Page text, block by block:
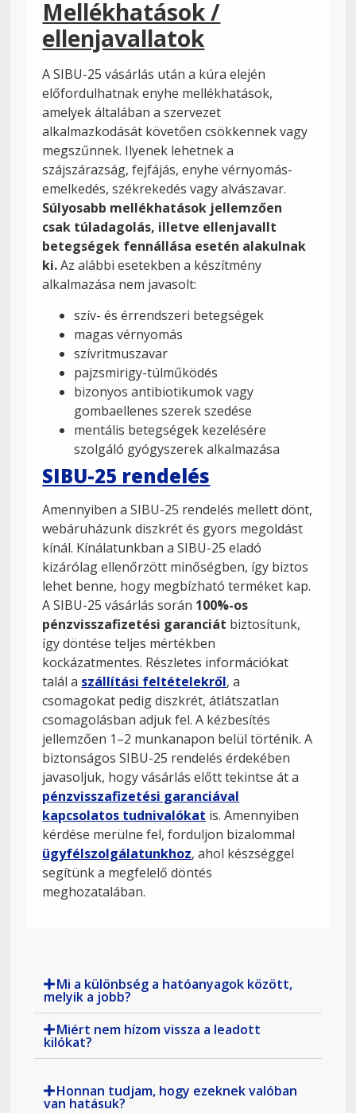
Mellékhatások /
ellenjavallatok
A SIBU-25 vásárlás után a kúra elején
előfordulhatnak enyhe mellékhatások,
amelyek általában a szervezet
alkalmazkodását követően csökkennek vagy
megszűnnek. Ilyenek lehetnek a
szájszárazság, fejfájás, enyhe vérnyomás-
emelkedés, székrekedés vagy alvászavar.
Súlyosabb mellékhatások jellemzően
csak túladagolás, illetve ellenjavallt
betegségek fennállása esetén alakulnak
ki.Az alábbi esetekben a készítmény
alkalmazása nem javasolt:
szív- és érrendszeri betegségek
magas vérnyomás
szívritmuszavar
pajzsmirigy-túlműködés
bizonyos antibiotikumok vagy
gombaellenes szerek szedése
mentális betegségek kezelésére
szolgáló gyógyszerek alkalmazása
SIBU-25 rendelés
Amennyiben a SIBU-25 rendelés mellett dönt,
webáruházunk diszkrét és gyors megoldást
kínál. Kínálatunkban a SIBU-25 eladó
kizárólag ellenőrzött minőségben, így biztos
lehet benne, hogy megbízható terméket kap.
A SIBU-25 vásárlás során 100%-os
pénzvisszafizetési garanciát biztosítunk,
így döntése teljes mértékben
kockázatmentes. Részletes információkat
talál a szállítási feltételekről, a
csomagokat pedig diszkrét, átlátszatlan
csomagolásban adjuk fel. A kézbesítés
jellemzően 1–2 munkanapon belül történik. A
biztonságos SIBU-25 rendelés érdekében
javasoljuk, hogy vásárlás előtt tekintse át a
pénzvisszafizetési garanciával
kapcsolatos tudnivalókat is. Amennyiben
kérdése merülne fel, forduljon bizalommal
ügyfélszolgálatunkhoz, ahol készséggel
segítünk a megfelelő döntés
meghozatalában.
Mi a különbség a hatóanyagok között,
melyik a jobb?
Miért nem hízom vissza a leadott
kilókat?
Honnan tudjam, hogy ezeknek valóban
van hatásuk?